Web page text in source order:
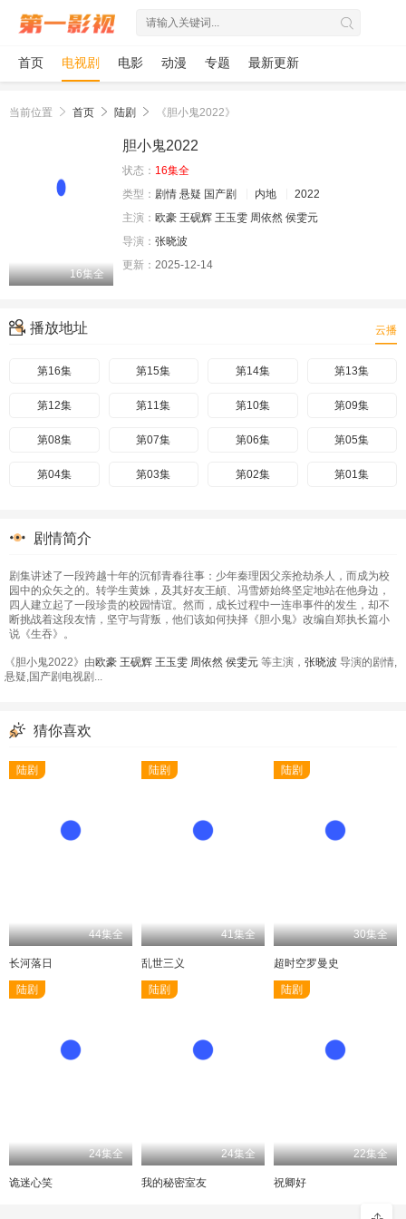
首页 电视剧 电影 动漫 专题 最新更新
当前位置 首页 陆剧 《胆小鬼2022》
16集全
胆小鬼2022
状态： 16集全
类型： 剧情 悬疑 国产剧 内地
2022
主演： 欧豪 王砚辉 王玉雯 周依然 侯雯元
导演： 张晓波
更新： 2025-12-14
播放地址 云播
第16集 第15集 第14集 第13集
第12集 第11集 第10集 第09集
第08集 第07集 第06集 第05集
第04集 第03集 第02集 第01集
剧情简介
剧集讲述了一段跨越十年的沉郁青春往事：少年秦理因父亲抢劫杀人，而成为校
园中的众矢之的。转学生黄姝，及其好友王頔、冯雪娇始终坚定地站在他身边，
四人建立起了一段珍贵的校园情谊。然而，成长过程中一连串事件的发生，却不
断挑战着这段友情，坚守与背叛，他们该如何抉择《胆小鬼》改编自郑执长篇小
说《生吞》。
《胆小鬼2022》由欧豪 王砚辉 王玉雯 周依然 侯雯元 等主演， 张晓波 导演的剧情,
悬疑,国产剧电视剧...
猜你喜欢
44集全
陆剧
长河落日
41集全
陆剧
乱世三义
30集全
陆剧
超时空罗曼史
24集全
陆剧
诡迷心笑
24集全
陆剧
我的秘密室友
22集全
陆剧
祝卿好